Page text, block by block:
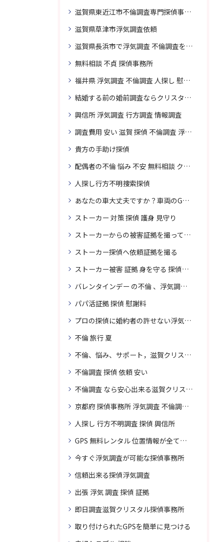
滋賀県東近江市不倫調査専門探偵事務所
滋賀県草津市浮気調査依頼
滋賀県長浜市で浮気調査 不倫調査を頼むなら
無料相談 不貞 探偵事務所
福井県 浮気調査 不倫調査 人探し 慰謝料 請求 裁判 相談 探偵 探偵事務所
結婚する前の婚前調査ならクリスタル探偵事務所へお問い合わせ
興信所 浮気調査 行方調査 情報調査
調査費用 安い 滋賀 探偵 不倫調査 浮気調査
貴方の手助け探偵
配偶者の不倫 悩み 不安 無料相談 クリスタル探偵事務所
人探し行方不明捜索探偵
あなたの車大丈夫ですか？車両のGPS捜索なら滋賀クリスタル探偵事務所
ストーカー 対策 探偵 護身 見守り
ストーカーからの被害証拠を撮って貴女を護ります
ストーカー探偵へ依頼証拠を撮る
ストーカー被害 証拠 身を守る 探偵に頼む
バレンタインデー の不倫 、浮気調査に強い探偵
パパ活証拠 探偵 慰謝料
プロの探偵に婚約者の許せない浮気、無料相談で解決
不倫 旅行 夏
不倫、悩み、サポート，滋賀クリスタル探偵
不倫調査 探偵 依頼 安い
不倫調査 なら安心出来る滋賀クリスタル探偵事務所へご依頼
京都府 探偵事務所 浮気調査 不倫調査 専門 無料相談
人探し 行方不明調査 探偵 興信所
GPS 無料レンタル 位置情報が全てわかります
今すぐ浮気調査が可能な探偵事務所
信頼出来る探偵浮気調査
出張 浮気 調査 探偵 証拠
即日調査滋賀クリスタル探偵事務所
取り付けられたGPSを簡単に見つける